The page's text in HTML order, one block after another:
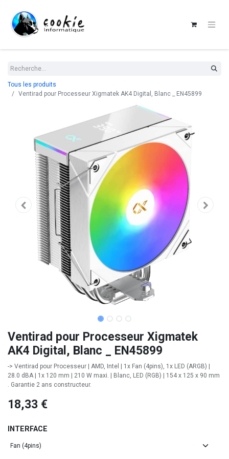
Tous les produits
Ventirad pour Processeur Xigmatek AK4 Digital, Blanc _ EN45899
Ventirad pour Processeur Xigmatek
AK4 Digital, Blanc _ EN45899
-> Ventirad pour Processeur | AMD, Intel | 1x Fan (4pins), 1x LED (ARGB) |
28.0 dBA | 1x 120 mm | 210 W maxi. | Blanc, LED (RGB) | 154 x 125 x 90 mm
. Garantie 2 ans constructeur.
18,33 €
INTERFACE